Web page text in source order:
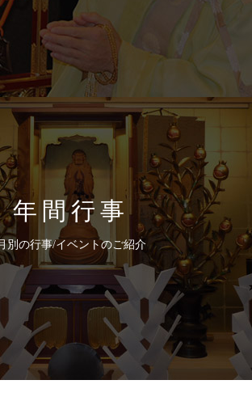
年間行事
別の行事/イベントのご紹介